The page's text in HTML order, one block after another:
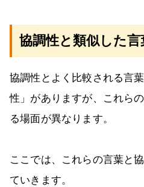
協調性と類似した
協調性とよく比較される言
性」がありますが、これら
る場面が異なります。
ここでは、これらの言葉と
ていきます。